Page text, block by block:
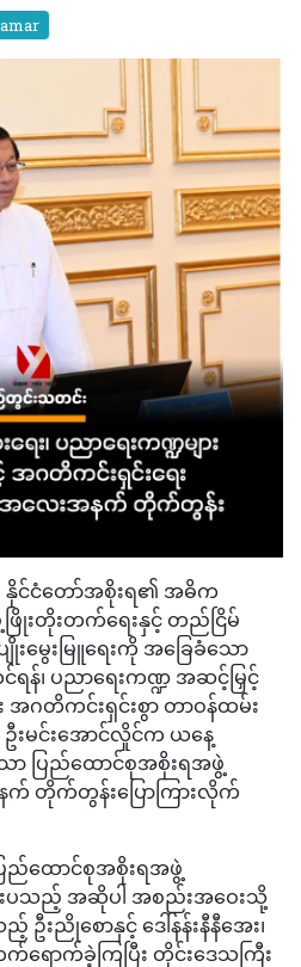
နိုင်ငံတော်အစိုးရ၏ အဓိက
ြိုးတိုးတက်ရေးနှင့် တည်ငြိမ်
းမွေးမြူရေးကို အခြေခံသော
င်ရန်၊ ပညာရေးကဏ္ဍ အဆင့်မြှင့်
အဂတိကင်းရှင်းစွာ တာဝန်ထမ်း
းမင်းအောင်လှိုင်က ယနေ့
ာ ပြည်ထောင်စုအစိုးရအဖွဲ့
တိုက်တွန်းပြောကြားလိုက်
ြည်ထောင်စုအစိုးရအဖွဲ့
းပသည့် အဆိုပါ အစည်းအဝေးသို့
ဦးညိုစောနှင့် ဒေါ်နန်းနီနီအေး၊
က်ရောက်ခဲ့ကြပြီး တိုင်းဒေသကြီး